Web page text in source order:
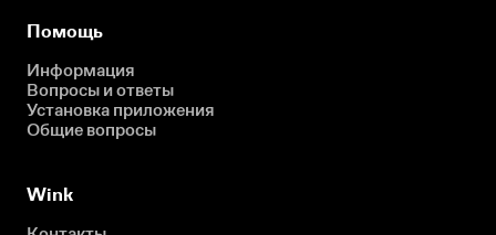
Помощь
Информация
Вопросы и ответы
Установка приложения
Общие вопросы
Wink